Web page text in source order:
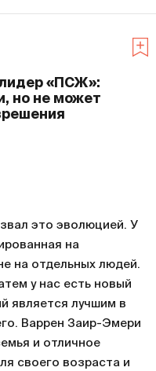
лидер «ПСЖ»:
но не может
это эволюцией. У
на
на отдельных людей.
у нас есть новый
является лучшим в
Варрен Заир-Эмери
и отличное
своего возраста и